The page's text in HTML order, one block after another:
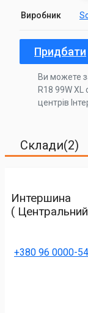
Виробник
Придбати
Ви можете
R18 99W
центрів
Склади(2)
Интершина
(
+380 96 0000-